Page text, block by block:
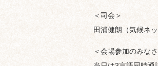
＜司会＞
田浦健朗（気候ネッ
＜会場参加のみな